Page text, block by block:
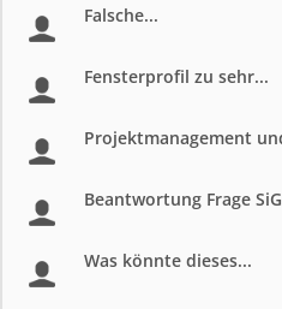
Falsche...
Fensterprofil zu sehr...
Projektmanagement
Beantwortung Frage
Was könnte dieses...